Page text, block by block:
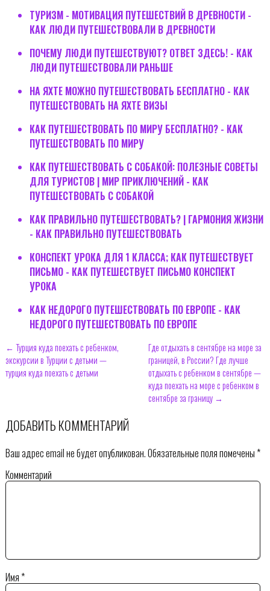
ТУРИЗМ - МОТИВАЦИЯ ПУТЕШЕСТВИЙ В ДРЕВНОСТИ -
КАК ЛЮДИ ПУТЕШЕСТВОВАЛИ В ДРЕВНОСТИ
ПОЧЕМУ ЛЮДИ ПУТЕШЕСТВУЮТ? ОТВЕТ ЗДЕСЬ! - КАК
ЛЮДИ ПУТЕШЕСТВОВАЛИ РАНЬШЕ
НА ЯХТЕ МОЖНО ПУТЕШЕСТВОВАТЬ БЕСПЛАТНО - КАК
ПУТЕШЕСТВОВАТЬ НА ЯХТЕ ВИЗЫ
КАК ПУТЕШЕСТВОВАТЬ ПО МИРУ БЕСПЛАТНО? - КАК
ПУТЕШЕСТВОВАТЬ ПО МИРУ
КАК ПУТЕШЕСТВОВАТЬ С СОБАКОЙ: ПОЛЕЗНЫЕ СОВЕТЫ
ДЛЯ ТУРИСТОВ | МИР ПРИКЛЮЧЕНИЙ - КАК
ПУТЕШЕСТВОВАТЬ С СОБАКОЙ
КАК ПРАВИЛЬНО ПУТЕШЕСТВОВАТЬ? | ГАРМОНИЯ ЖИЗНИ
- КАК ПРАВИЛЬНО ПУТЕШЕСТВОВАТЬ
КОНСПЕКТ УРОКА ДЛЯ 1 КЛАССА; КАК ПУТЕШЕСТВУЕТ
ПИСЬМО - КАК ПУТЕШЕСТВУЕТ ПИСЬМО КОНСПЕКТ
УРОКА
КАК НЕДОРОГО ПУТЕШЕСТВОВАТЬ ПО ЕВРОПЕ - КАК
НЕДОРОГО ПУТЕШЕСТВОВАТЬ ПО ЕВРОПЕ
← Турция куда поехать с ребенком,
экскурсии в Турции с детьми —
турция куда поехать с детьми
Где отдыхать в сентябре на море за
границей, в России? Где лучше
отдыхать с ребенком в сентябре —
куда поехать на море с ребенком в
сентябре за границу →
ДОБАВИТЬ КОММЕНТАРИЙ
Ваш адрес email не будет опубликован.Обязательные поля помечены*
Комментарий
Имя*